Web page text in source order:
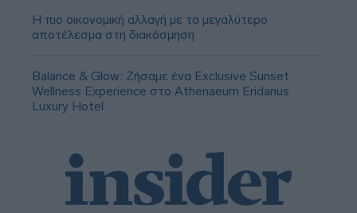
Η πιο οικονομική αλλαγή με το μεγαλύτερο
αποτέλεσμα στη διακόσμηση
Balance & Glow: Ζήσαμε ένα Exclusive Sunset
Wellness Experience στο Athenaeum Eridanus
Luxury Hotel